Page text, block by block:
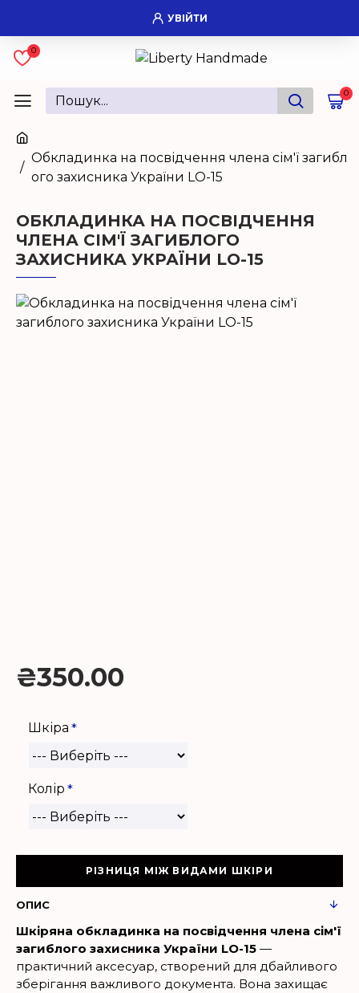
УВІЙТИ
0
0
Обкладинка на посвідчення члена сім'ї загибл
ого захисника України LO-15
ОБКЛАДИНКА НА ПОСВІДЧЕННЯ
ЧЛЕНА СІМ'Ї ЗАГИБЛОГО
ЗАХИСНИКА УКРАЇНИ LO-15
₴350.00
Шкіра
Колір
РІЗНИЦЯ МІЖ ВИДАМИ ШКІРИ
ОПИС
Шкіряна обкладинка на посвідчення члена сім'ї
загиблого захисника України LO-15 —
практичний аксесуар, створений для дбайливого
зберігання важливого документа. Вона захищає